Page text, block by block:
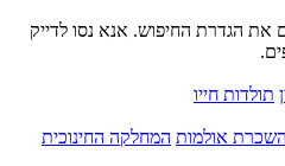
את הגדרת החיפוש. אנא נסו לדייק
תולדות חייו
השכרת אולמות המחלקה החינוכית